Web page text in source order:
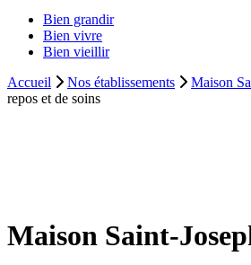
Bien grandir
Bien vivre
Bien vieillir
Accueil
Nos établissements Maison
repos et de soins
Maison Saint-